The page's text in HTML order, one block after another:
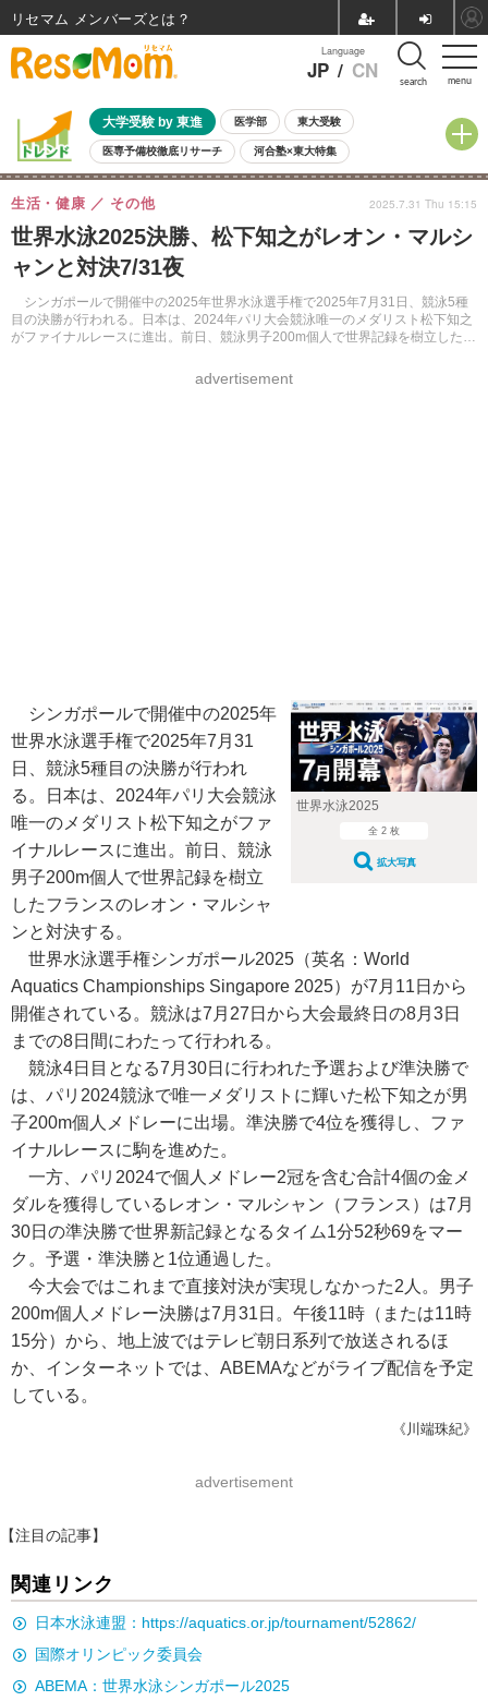
menu
Language
JP / CN search
大学受験 by 東進 医学部 東大受験
医専予備校徹底リサーチ 河合塾×東大特集
親子で考える大学選び 高校受験 中学受験 小学校受験
共通テスト 夏休み
8月開催イベント・WS 全国公立高校 過去問 人気記事
自由研究教材（小学生向け）
世界水泳2025決勝、松下知之がレオン・マルシ
ャンと対決7/31夜
シンガポールで開催中の2025年世界水泳選手権で2025年7月31日、競泳5種
目の決勝が行われる。日本は、2024年パリ大会競泳唯一のメダリスト松下知之
がファイナルレースに進出。前日、競泳男子200m個人で世界記録を樹立したフ
生活・健康 その他
advertisement
2025.7.31 Thu 15:15
世界水泳2025
全 2 枚
拡大写真
シンガポールで開催中の2025年
世界水泳選手権で2025年7月31
日、競泳5種目の決勝が行われ
る。日本は、2024年パリ大会競泳
唯一のメダリスト松下知之がファ
イナルレースに進出。前日、競泳
男子200m個人で世界記録を樹立
したフランスのレオン・マルシャ
ンと対決する。
世界水泳選手権シンガポール2025（英名：World
Aquatics Championships Singapore 2025）が7月11日から
開催されている。競泳は7月27日から大会最終日の8月3日
までの8日間にわたって行われる。
競泳4日目となる7月30日に行われた予選および準決勝で
は、パリ2024競泳で唯一メダリストに輝いた松下知之が男
子200m個人メドレーに出場。準決勝で4位を獲得し、ファ
イナルレースに駒を進めた。
一方、パリ2024で個人メドレー2冠を含む合計4個の金メ
ダルを獲得しているレオン・マルシャン（フランス）は7月
30日の準決勝で世界新記録となるタイム1分52秒69をマー
ク。予選・準決勝と1位通過した。
今大会ではこれまで直接対決が実現しなかった2人。男子
200m個人メドレー決勝は7月31日。午後11時（または11時
15分）から、地上波ではテレビ朝日系列で放送されるほ
か、インターネットでは、ABEMAなどがライブ配信を予定
している。
《川端珠紀》
advertisement
【注目の記事】
関連リンク
日本水泳連盟：https://aquatics.or.jp/tournament/52862/
国際オリンピック委員会
ABEMA：世界水泳シンガポール2025
リセマム メンバーズ